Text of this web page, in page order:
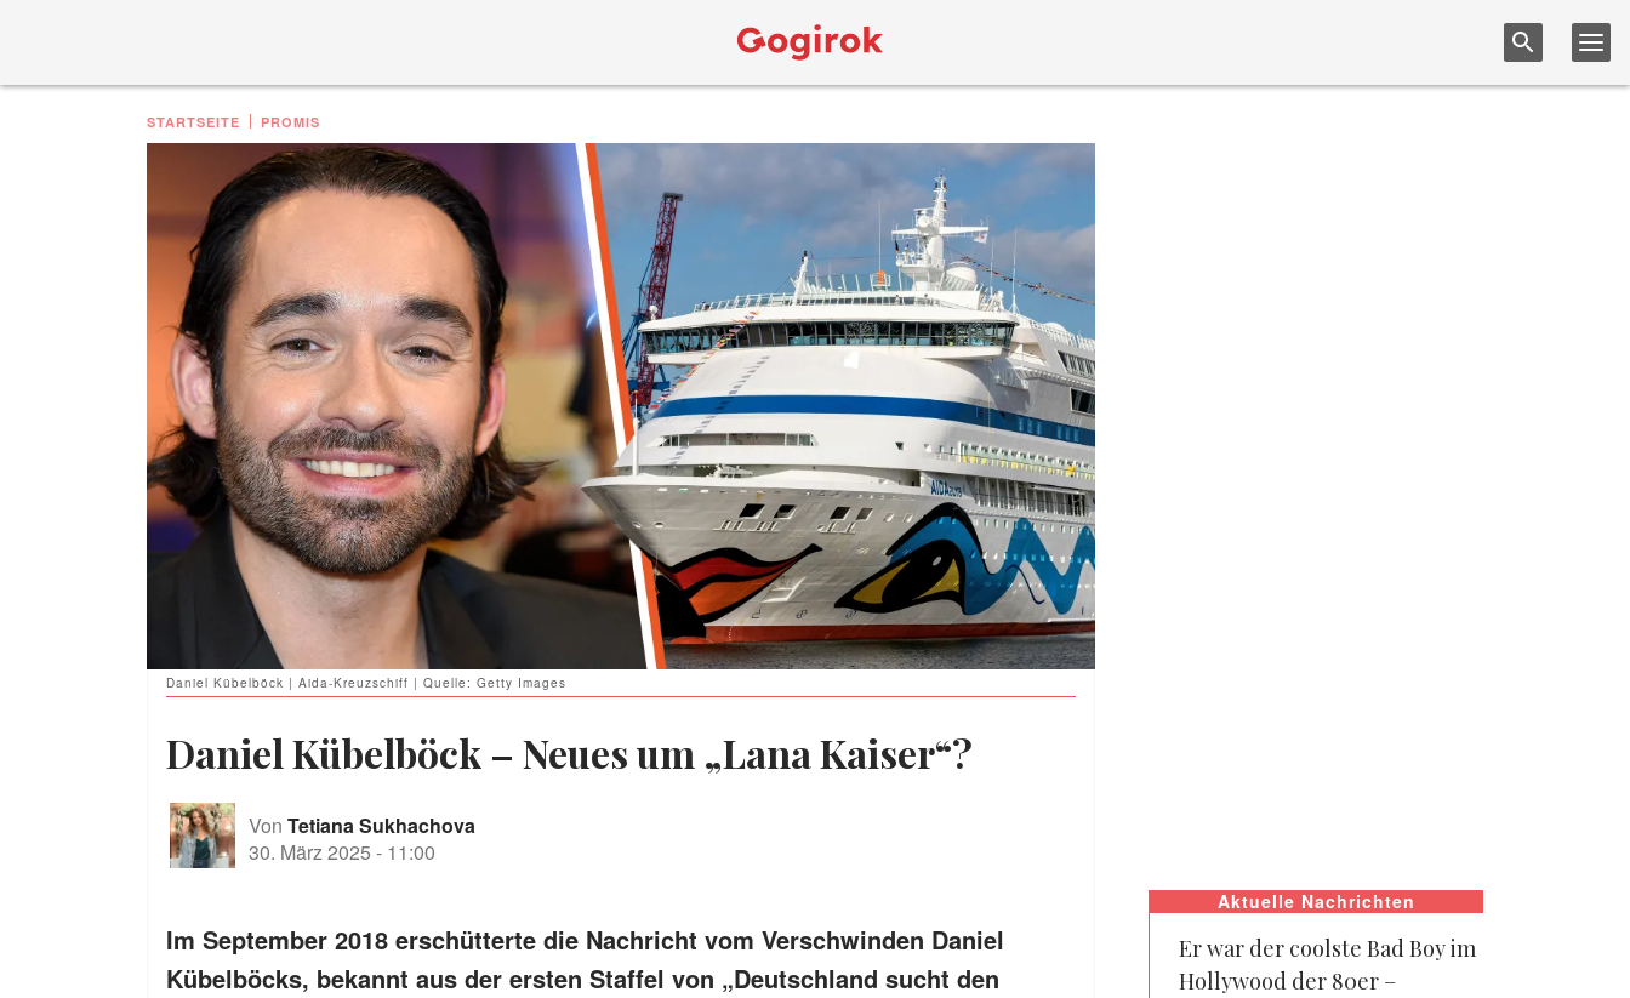
STARTSEITE PROMIS
Daniel Kübelböck | Aida-Kreuzschiff | Quelle: Getty Images
Daniel Kübelböck – Neues um „Lana Kaiser“?
Von Tetiana Sukhachova
30. März 2025 - 11:00
Im September 2018 erschütterte die Nachricht vom Verschwinden Daniel
Kübelböcks, bekannt aus der ersten Staffel von „Deutschland sucht den
Aktuelle Nachrichten
Er war der coolste Bad Boy im
Hollywood der 80er –